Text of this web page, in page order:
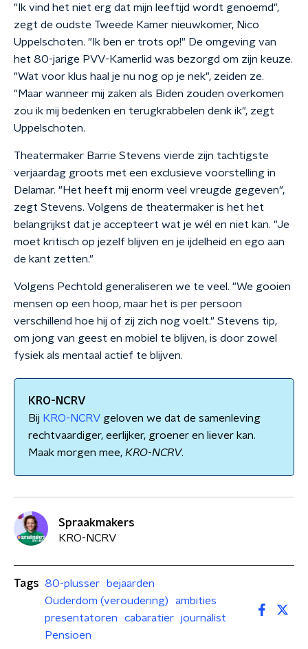
"Ik vind het niet erg dat mijn leeftijd wordt genoemd",
zegt de oudste Tweede Kamer nieuwkomer, Nico
Uppelschoten. "Ik ben er trots op!" De omgeving van
het 80-jarige PVV-Kamerlid was bezorgd om zijn keuze.
"Wat voor klus haal je nu nog op je nek", zeiden ze.
"Maar wanneer mij zaken als Biden zouden overkomen
zou ik mij bedenken en terugkrabbelen denk ik", zegt
Uppelschoten.
Theatermaker Barrie Stevens vierde zijn tachtigste
verjaardag groots met een exclusieve voorstelling in
Delamar. "Het heeft mij enorm veel vreugde gegeven",
zegt Stevens. Volgens de theatermaker is het het
belangrijkst dat je accepteert wat je wél en niet kan. "Je
moet kritisch op jezelf blijven en je ijdelheid en ego aan
de kant zetten."
Volgens Pechtold generaliseren we te veel. "We gooien
mensen op een hoop, maar het is per persoon
verschillend hoe hij of zij zich nog voelt." Stevens tip,
om jong van geest en mobiel te blijven, is door zowel
fysiek als mentaal actief te blijven.
KRO-NCRV
Bij KRO-NCRV geloven we dat de samenleving
rechtvaardiger, eerlijker, groener en liever kan.
Maak morgen mee, KRO-NCRV.
Spraakmakers
KRO-NCRV
Tags 80-plusser
bejaarden
Ouderdom (veroudering)
ambities
presentatoren
cabaratier
journalist
Pensioen